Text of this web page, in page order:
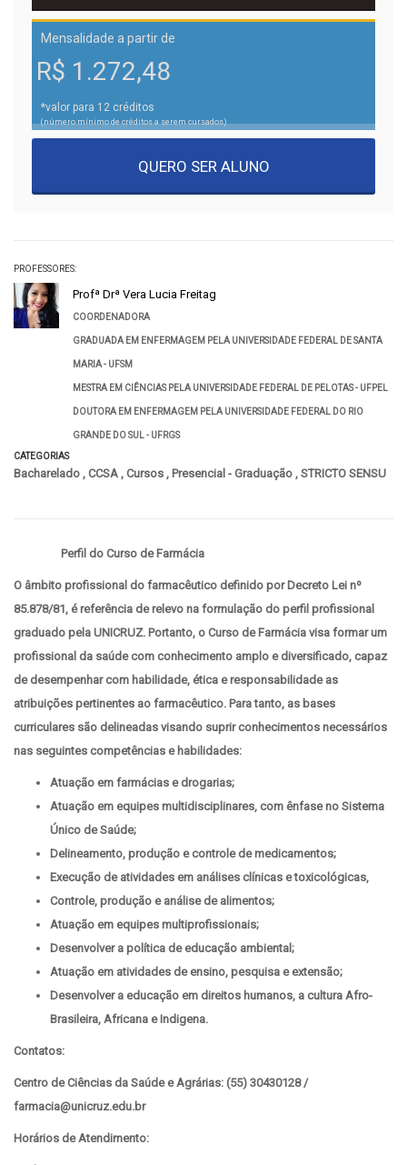
Mensalidade a partir de
R$ 1.272,48
*valor para 12 créditos
(número mínimo de créditos a serem cursados)
QUERO SER ALUNO
PROFESSORES:
Profª Drª Vera Lucia Freitag
COORDENADORA
GRADUADA EM ENFERMAGEM PELA UNIVERSIDADE FEDERAL DE SANTA
MARIA - UFSM
MESTRA EM CIÊNCIAS PELA UNIVERSIDADE FEDERAL DE PELOTAS - UFPEL
DOUTORA EM ENFERMAGEM PELA UNIVERSIDADE FEDERAL DO RIO
GRANDE DO SUL - UFRGS
CATEGORIAS
Bacharelado , CCSA , Cursos , Presencial - Graduação , STRICTO SENSU
Perfil do Curso de Farmácia
O âmbito profissional do farmacêutico definido por Decreto Lei nº
85.878/81, é referência de relevo na formulação do perfil profissional
graduado pela UNICRUZ. Portanto, o Curso de Farmácia visa formar um
profissional da saúde com conhecimento amplo e diversificado, capaz
de desempenhar com habilidade, ética e responsabilidade as
atribuições pertinentes ao farmacêutico. Para tanto, as bases
curriculares são delineadas visando suprir conhecimentos necessários
nas seguintes competências e habilidades:
Atuação em farmácias e drogarias;
Atuação em equipes multidisciplinares, com ênfase no Sistema
Único de Saúde;
Delineamento, produção e controle de medicamentos;
Execução de atividades em análises clínicas e toxicológicas,
Controle, produção e análise de alimentos;
Atuação em equipes multiprofissionais;
Desenvolver a política de educação ambiental;
Atuação em atividades de ensino, pesquisa e extensão;
Desenvolver a educação em direitos humanos, a cultura Afro-
Brasileira, Africana e Indigena.
Contatos:
Centro de Ciências da Saúde e Agrárias: (55) 30430128 /
farmacia@unicruz.edu.br
Horários de Atendimento: